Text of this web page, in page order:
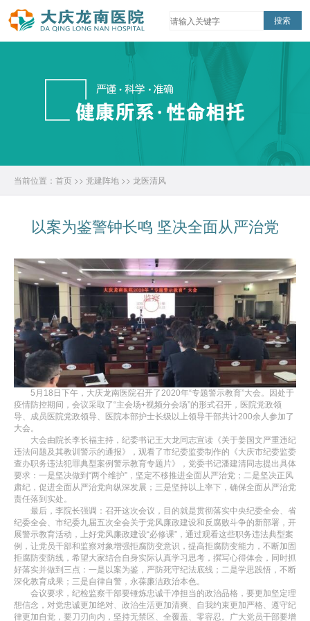
当前位置： 首页 >> 党建阵地 >> 龙医清风
以案为鉴警钟长鸣 坚决全面从严治党
5月18日下午，大庆龙南医院召开了2020年“专题警示教育”大会。因处于
疫情防控期间，会议采取了“主会场+视频分会场”的形式召开，医院党政领
导、成员医院党政领导、医院本部护士长级以上领导干部共计200余人参加了
大会。
大会由院长李长福主持，纪委书记王大龙同志宣读《关于姜国文严重违纪
违法问题及其教训警示的通报》，观看了市纪委监委制作的《大庆市纪委监委
查办职务违法犯罪典型案例警示教育专题片》，党委书记潘建清同志提出具体
要求：一是坚决做到“两个维护”，坚定不移推进全面从严治党；二是坚决正风
肃纪，促进全面从严治党向纵深发展；三是坚持以上率下，确保全面从严治党
责任落到实处。
最后，李院长强调：召开这次会议，目的就是贯彻落实中央纪委全会、省
纪委全会、市纪委九届五次全会关于党风廉政建设和反腐败斗争的新部署，开
展警示教育活动，上好党风廉政建设“必修课”，通过观看这些职务违法典型案
例，让党员干部和监察对象增强拒腐防变意识，提高拒腐防变能力，不断加固
拒腐防变防线，希望大家结合自身实际认真学习思考，撰写心得体会，同时抓
好落实并做到三点：一是以案为鉴，严防死守纪法底线；二是学思践悟，不断
深化教育成果；三是自律自警，永葆廉洁政治本色。
会议要求，纪检监察干部要锤炼忠诚干净担当的政治品格，要更加坚定理
想信念，对党忠诚更加绝对、政治生活更加清爽、自我约束更加严格、遵守纪
律更加自觉，要刀刃向内，坚持无禁区、全覆盖、零容忍。广大党员干部要增